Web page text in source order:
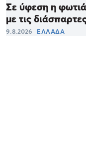
Σε ύφεση η
με τις
9.8.2026 ΕΛΛΑΔΑ